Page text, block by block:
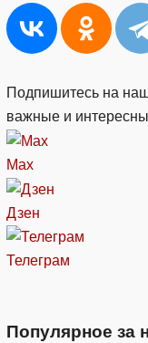
Подпишитесь на
важные и
Max
Дзен
Телеграм
Популярное за